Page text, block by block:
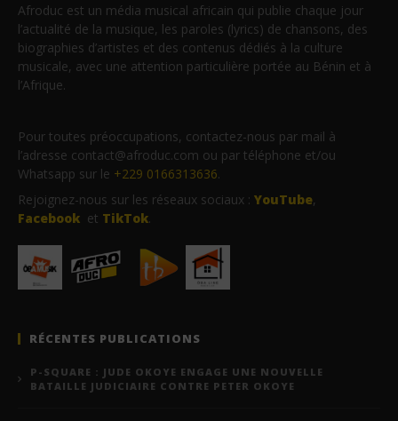
Afroduc est un média musical africain qui publie chaque jour
l’actualité de la musique, les paroles (lyrics) de chansons, des
biographies d’artistes et des contenus dédiés à la culture
musicale, avec une attention particulière portée au Bénin et à
l’Afrique.
Pour toutes préoccupations, contactez-nous par mail à
l’adresse contact@afroduc.com ou par téléphone et/ou
Whatsapp sur le +229 0166313636.
Rejoignez-nous sur les réseaux sociaux : YouTube,
Facebook et TikTok.
RÉCENTES PUBLICATIONS
P-SQUARE : JUDE OKOYE ENGAGE UNE NOUVELLE
BATAILLE JUDICIAIRE CONTRE PETER OKOYE